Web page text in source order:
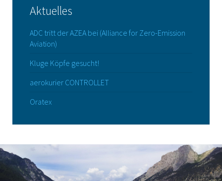
Aktuelles
ADC tritt der AZEA bei (Alliance for Zero-Emission
Aviation)
Kluge Köpfe gesucht!
aerokurier CONTROLLET
Oratex